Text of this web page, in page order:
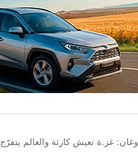
غز.ة تعيش كارثة والعالم يتفرّج